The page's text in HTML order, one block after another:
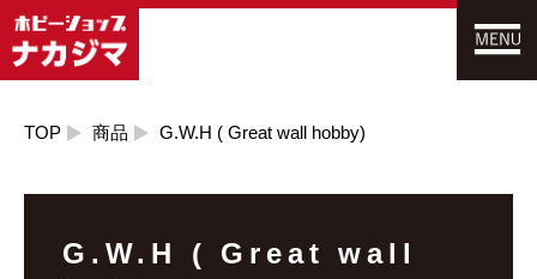
TOP 商品 G.W.H ( Great wall hobby)
G.W.H ( Great wall